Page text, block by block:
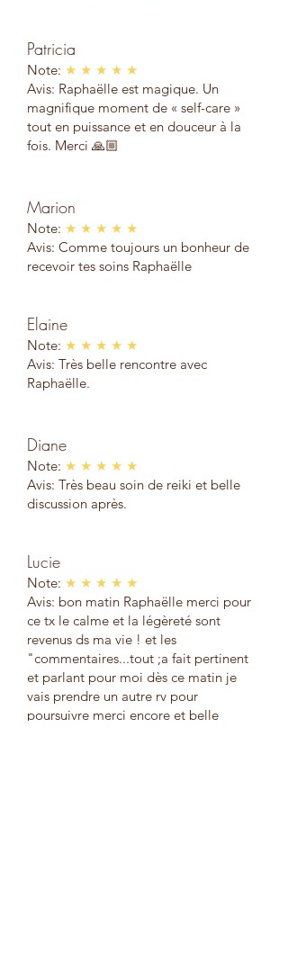
Patricia
Note: ★ ★ ★ ★ ★
Avis: Raphaëlle est magique. Un
magnifique moment de « self-care »
tout en puissance et en douceur à la
fois. Merci 🙏🏼
Marion
Note: ★ ★ ★ ★ ★
Avis: Comme toujours un bonheur de
recevoir tes soins Raphaëlle
Elaine
Note: ★ ★ ★ ★ ★
Avis: Très belle rencontre avec
Raphaëlle.
Diane
Note: ★ ★ ★ ★ ★
Avis: Très beau soin de reiki et belle
discussion après.
Lucie
Note: ★ ★ ★ ★ ★
Avis: bon matin Raphaëlle merci pour
ce tx le calme et la légèreté sont
revenus ds ma vie ! et les
"commentaires...tout ;a fait pertinent
et parlant pour moi dès ce matin je
vais prendre un autre rv pour
poursuivre merci encore et belle